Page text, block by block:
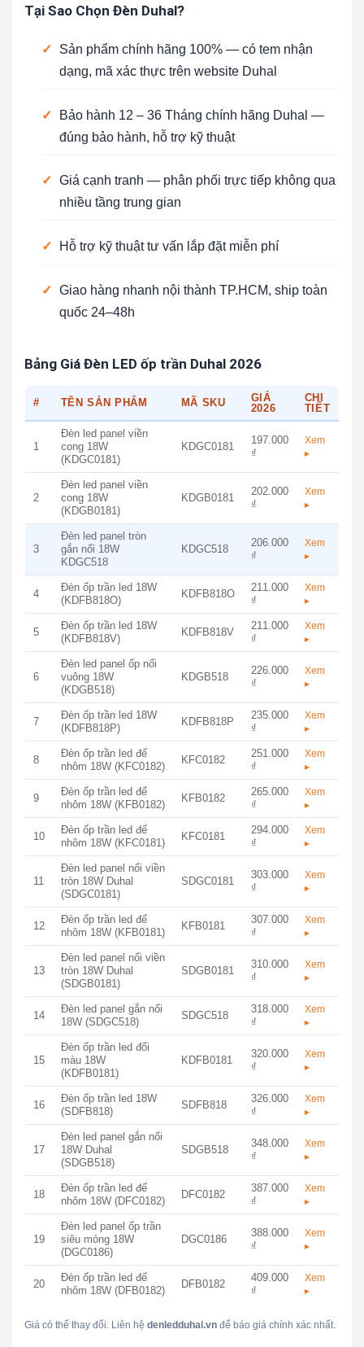
Tại Sao Chọn Đèn Duhal?
✓
Sản phẩm chính hãng 100% — có tem nhận
dạng, mã xác thực trên website Duhal
✓
Bảo hành 12 – 36 Tháng chính hãng Duhal —
đúng bảo hành, hỗ trợ kỹ thuật
✓ Giá cạnh tranh — phân phối trực tiếp không qua
nhiều tầng trung gian
✓ Hỗ trợ kỹ thuật tư vấn lắp đặt miễn phí
✓ Giao hàng nhanh nội thành TP.HCM, ship toàn
quốc 24–48h
Bảng Giá Đèn LED ốp trần Duhal 2026
# TÊN SẢN PHẨM MÃ SKU
GIÁ
2026
CHI
TIẾT
1
Đèn led panel viền
cong 18W
(KDGC0181)
KDGC0181
197.000
₫
Xem
▸
2
Đèn led panel viền
cong 18W
(KDGB0181)
KDGB0181
202.000
₫
Xem
▸
3
Đèn led panel tròn
gắn nổi 18W
KDGC518
KDGC518
206.000
₫
Xem
▸
4
Đèn ốp trần led 18W
(KDFB818O)
KDFB818O
211.000
₫
Xem
▸
5
Đèn ốp trần led 18W
(KDFB818V)
KDFB818V
211.000
₫
Xem
▸
6
Đèn led panel ốp nổi
vuông 18W
(KDGB518)
KDGB518
226.000
₫
Xem
▸
7
Đèn ốp trần led 18W
(KDFB818P)
KDFB818P
235.000
₫
Xem
▸
8
Đèn ốp trần led đế
nhôm 18W (KFC0182)
KFC0182
251.000
₫
Xem
▸
9
Đèn ốp trần led đế
nhôm 18W (KFB0182)
KFB0182
265.000
₫
Xem
▸
10
Đèn ốp trần led đế
nhôm 18W (KFC0181)
KFC0181
294.000
₫
Xem
▸
11
Đèn led panel nổi viền
tròn 18W Duhal
(SDGC0181)
SDGC0181
303.000
₫
Xem
▸
12
Đèn ốp trần led đế
nhôm 18W (KFB0181)
KFB0181
307.000
₫
Xem
▸
13
Đèn led panel nổi viền
tròn 18W Duhal
(SDGB0181)
SDGB0181
310.000
₫
Xem
▸
14
Đèn led panel gắn nổi
18W (SDGC518)
SDGC518
318.000
₫
Xem
▸
15
Đèn ốp trần led đổi
màu 18W
(KDFB0181)
KDFB0181
320.000
₫
Xem
▸
16
Đèn ốp trần led 18W
(SDFB818)
SDFB818
326.000
₫
Xem
▸
17
Đèn led panel gắn nổi
18W Duhal
(SDGB518)
SDGB518
348.000
₫
Xem
▸
18
Đèn ốp trần led đế
nhôm 18W (DFC0182)
DFC0182
387.000
₫
Xem
▸
19
Đèn led panel ốp trần
siêu mỏng 18W
(DGC0186)
DGC0186
388.000
₫
Xem
▸
20
Đèn ốp trần led đế
nhôm 18W (DFB0182)
DFB0182
409.000
₫
Xem
▸
Giá có thể thay đổi. Liên hệ denledduhal.vnđể báo giá chính xác nhất.